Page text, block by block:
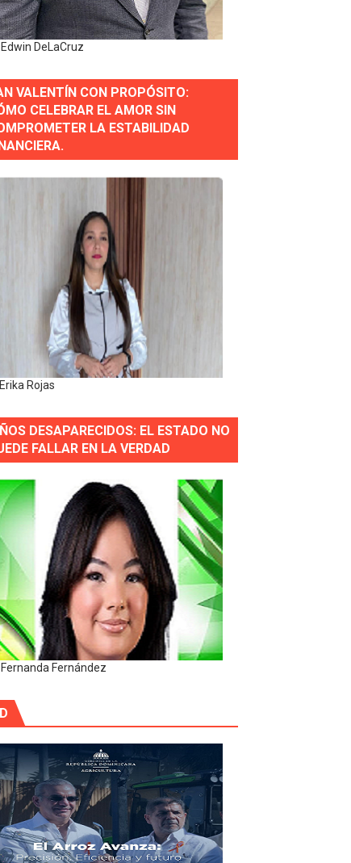
a normas éticas y ser garante de los derechos de
para Impulsar el Desarrollo de Santo
2025
fortalecer el diálogo social y el trabajo decente
DeLaCruz
VALENTÍN CON PROPÓSITO:
CELEBRAR EL AMOR SIN
LA ESTABILIDAD
Erika Rojas
DESAPARECIDOS: EL ESTADO NO
FALLAR EN LA VERDAD
Fernanda Fernández